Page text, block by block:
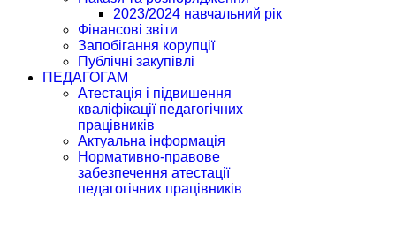
2023/2024 навчальний рік
Фінансові звіти
Запобігання корупції
Публічні закупівлі
ПЕДАГОГАМ
Атестація і підвишення
кваліфікації педагогічних
працівників
Актуальна інформація
Нормативно-правове
забезпечення атестації
педагогічних працівників